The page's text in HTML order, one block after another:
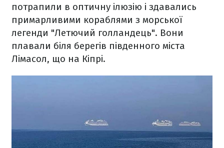
потрапили в оптичну ілюзію і здавались
примарливими кораблями з морської
легенди "Летючий голландець". Вони
плавали біля берегів південного міста
Лімасол, що на Кіпрі.